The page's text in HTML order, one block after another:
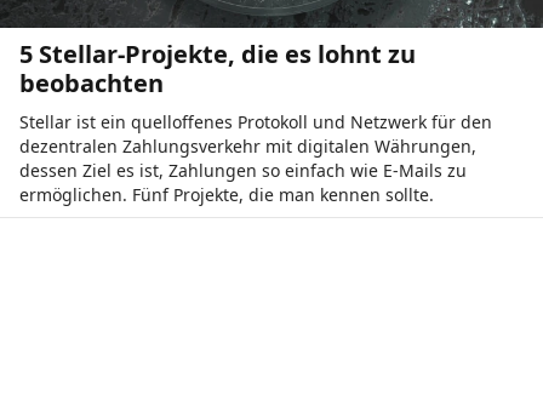
5 Stellar-Projekte, die es lohnt zu
beobachten
Stellar ist ein quelloffenes Protokoll und Netzwerk für den
dezentralen Zahlungsverkehr mit digitalen Währungen,
dessen Ziel es ist, Zahlungen so einfach wie E-Mails zu
ermöglichen. Fünf Projekte, die man kennen sollte.